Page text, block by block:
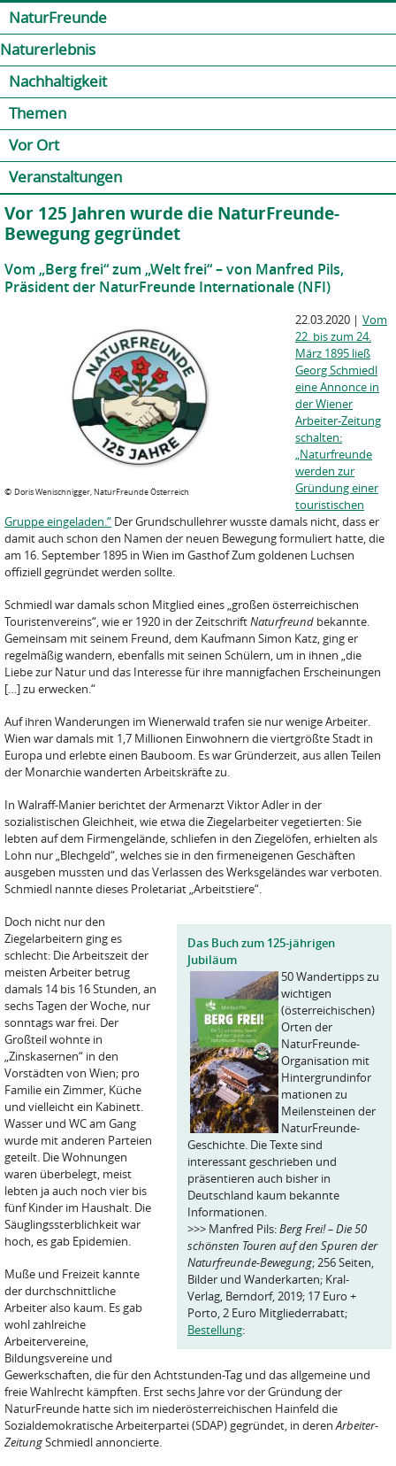
NaturFreunde
Naturerlebnis
Nachhaltigkeit
Themen
Vor Ort
Veranstaltungen
Vor 125 Jahren wurde die NaturFreunde-
Bewegung gegründet
Vom „Berg frei“ zum „Welt frei“ – von Manfred Pils,
Präsident der NaturFreunde Internationale (NFI)
© Doris Wenischnigger, NaturFreunde Österreich
22.03.2020 | Vom
22. bis zum 24.
März 1895 ließ
Georg Schmiedl
eine Annonce in
der Wiener
Arbeiter-Zeitung
schalten:
„Naturfreunde
werden zur
Gründung einer
touristischen
Gruppe eingeladen.“ Der Grundschullehrer wusste damals nicht, dass er
damit auch schon den Namen der neuen Bewegung formuliert hatte, die
am 16. September 1895 in Wien im Gasthof Zum goldenen Luchsen
offiziell gegründet werden sollte.
Schmiedl war damals schon Mitglied eines „großen österreichischen
Touristenvereins“, wie er 1920 in der ZeitschriftNaturfreund bekannte.
Gemeinsam mit seinem Freund, dem Kaufmann Simon Katz, ging er
regelmäßig wandern, ebenfalls mit seinen Schülern, um in ihnen „die
Liebe zur Natur und das Interesse für ihre mannigfachen Erscheinungen
[…] zu erwecken.“
Auf ihren Wanderungen im Wienerwald trafen sie nur wenige Arbeiter.
Wien war damals mit 1,7 Millionen Einwohnern die viertgrößte Stadt in
Europa und erlebte einen Bauboom. Es war Gründerzeit, aus allen Teilen
der Monarchie wanderten Arbeitskräfte zu.
In Walraff-Manier berichtet der Armenarzt Viktor Adler in der
sozialistischen Gleichheit, wie etwa die Ziegelarbeiter vegetierten: Sie
lebten auf dem Firmengelände, schliefen in den Ziegelöfen, erhielten als
Lohn nur „Blechgeld“, welches sie in den firmeneigenen Geschäften
ausgeben mussten und das Verlassen des Werksgeländes war verboten.
Schmiedl nannte dieses Proletariat „Arbeitstiere“.
Das Buch zum 125-jährigen
Jubiläum
50 Wandertipps zu
wichtigen
(österreichischen)
Orten der
NaturFreunde-
Organisation mit
Hintergrundinfor
mationen zu
Meilensteinen der
NaturFreunde-
Geschichte. Die Texte sind
interessant geschrieben und
präsentieren auch bisher in
Deutschland kaum bekannte
Informationen.
>>> Manfred Pils:Berg Frei! – Die 50
schönsten Touren auf den Spuren der
Naturfreunde-Bewegung; 256 Seiten,
Bilder und Wanderkarten; Kral-
Verlag, Berndorf, 2019; 17 Euro +
Porto, 2 Euro Mitgliederrabatt;
Bestellung:
Doch nicht nur den
Ziegelarbeitern ging es
schlecht: Die Arbeitszeit der
meisten Arbeiter betrug
damals 14 bis 16 Stunden, an
sechs Tagen der Woche, nur
sonntags war frei. Der
Großteil wohnte in
„Zinskasernen“ in den
Vorstädten von Wien; pro
Familie ein Zimmer, Küche
und vielleicht ein Kabinett.
Wasser und WC am Gang
wurde mit anderen Parteien
geteilt. Die Wohnungen
waren überbelegt, meist
lebten ja auch noch vier bis
fünf Kinder im Haushalt. Die
Säuglingssterblichkeit war
hoch, es gab Epidemien.
Muße und Freizeit kannte
der durchschnittliche
Arbeiter also kaum. Es gab
wohl zahlreiche
Arbeitervereine,
Bildungsvereine und
Gewerkschaften, die für den Achtstunden-Tag und das allgemeine und
freie Wahlrecht kämpften. Erst sechs Jahre vor der Gründung der
NaturFreunde hatte sich im niederösterreichischen Hainfeld die
Sozialdemokratische Arbeiterpartei (SDAP) gegründet, in derenArbeiter-
ZeitungSchmiedl annoncierte.